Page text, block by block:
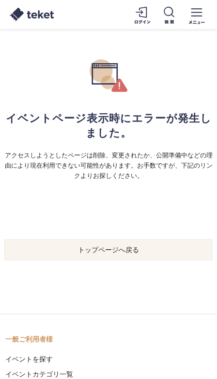
イベントページ表示時にエラーが発生し
ました。
アクセスしようとしたページは削除、変更されたか、公開準備中などの理
由により現在利用できない可能性があります。お手数ですが、下記のリン
クよりお探しください。
トップページへ戻る
一般ご利用者様
イベントを探す
イベントカテゴリ一覧